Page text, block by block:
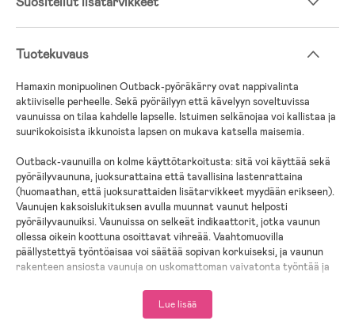
Tuotekuvaus
Hamaxin monipuolinen Outback-pyöräkärry ovat nappivalinta
aktiiviselle perheelle. Sekä pyöräilyyn että kävelyyn soveltuvissa
vaunuissa on tilaa kahdelle lapselle. Istuimen selkänojaa voi kallistaa ja
suurikokoisista ikkunoista lapsen on mukava katsella maisemia.
Outback-vaunuilla on kolme käyttötarkoitusta: sitä voi käyttää sekä
pyöräilyvaununa, juoksurattaina että tavallisina lastenrattaina
(huomaathan, että juoksurattaiden lisätarvikkeet myydään erikseen).
Vaunujen kaksoislukituksen avulla muunnat vaunut helposti
pyöräilyvaunuiksi. Vaunuissa on selkeät indikaattorit, jotka vaunun
ollessa oikein koottuna osoittavat vihreää. Vaahtomuovilla
päällystettyä työntöaisaa voi säätää sopivan korkuiseksi, ja vaunun
rakenteen ansiosta vaunuja on uskomattoman vaivatonta työntää ja
Vaunuissa on 20 tuuman ilmatäytteiset pyörät, jotka on helppo
Lue lisää